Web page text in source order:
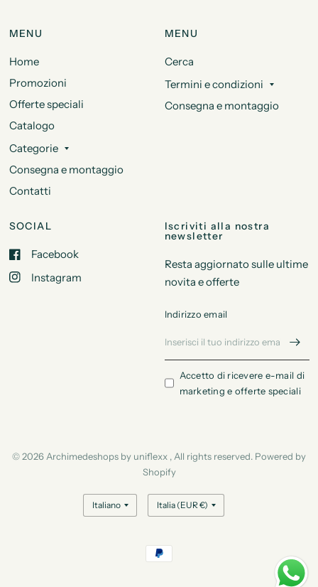
MENU
Home
Promozioni
Offerte speciali
Catalogo
Categorie
Consegna e montaggio
Contatti
MENU
Cerca
Termini e condizioni
Consegna e montaggio
SOCIAL
Facebook
Instagram
Iscriviti alla nostra
newsletter
Resta aggiornato sulle ultime
novita e offerte
Indirizzo email
Accetto di ricevere e-mail di
marketing e offerte speciali
© 2026 Archimedeshops by uniflexx , All rights reserved. Powered by
Shopify
Aggiorna
paese/area
Aggiorna
paese/area